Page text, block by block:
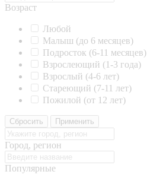
Возраст
Любой
Малыш (до 6 месяцев)
Подросток (6-11 месяцев)
Взрослеющий (1-3 года)
Взрослый (4-6 лет)
Стареющий (7-11 лет)
Пожилой (от 12 лет)
Сбросить Применить
Город, регион
Популярные